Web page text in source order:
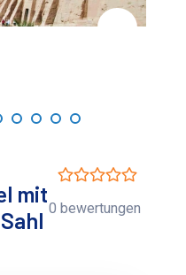
mit
0 bewertungen